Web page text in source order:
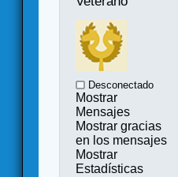
Desconectado
Mostrar
Mensajes
Mostrar gracias
en los mensajes
Mostrar
Estadísticas